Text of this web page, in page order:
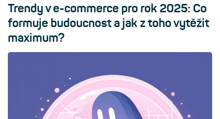
Trendy v e-commerce pro rok 2025: Co
formuje budoucnost a jak z toho vytěžit
maximum?